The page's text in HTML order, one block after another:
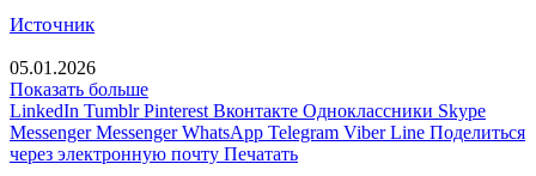
Источник
05.01.2026
Показать больше
LinkedIn Tumblr Pinterest Вконтакте Одноклассники Skype
Messenger Messenger WhatsApp Telegram Viber Line Поделиться
через электронную почту Печатать